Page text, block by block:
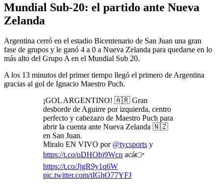
Mundial Sub-20: el partido ante Nueva
Zelanda
Argentina cerró en el estadio Bicentenario de San Juan una gran
fase de grupos y le ganó 4 a 0 a Nueva Zelanda para quedarse en lo
más alto del Grupo A en el Mundial Sub 20.
A los 13 minutos del primer tiempo llegó el primero de Argentina
gracias al gol de Ignacio Maestro Puch.
¡GOL ARGENTINO! 🇦🇷 Gran
desborde de Aguirre por izquierda, centro
perfecto y cabezazo de Maestro Puch para
abrir la cuenta ante Nueva Zelanda 🇳🇿
en San Juan.
Miralo EN VIVO por @tycsports y
https://t.co/oDHOhj9Wcn acá👉
https://t.co/JjgR9y1q6W
pic.twitter.com/tIGhO77YFJ